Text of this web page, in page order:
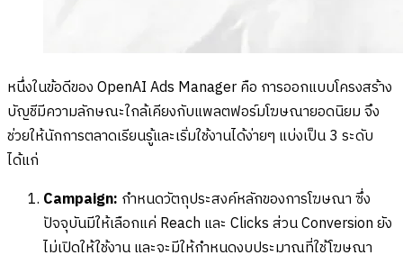
หนึ่งในข้อดีของ OpenAI Ads Manager คือ การออกแบบโครงสร้าง
บัญชีมีความลักษณะใกล้เคียงกับแพลตฟอร์มโฆษณายอดนิยม จึง
ช่วยให้นักการตลาดเรียนรู้และเริ่มใช้งานได้ง่ายๆ แบ่งเป็น 3 ระดับ
ได้แก่
Campaign: กำหนดวัตถุประสงค์หลักของการโฆษณา ซึ่ง
ปัจจุบันมีให้เลือกแค่ Reach และ Clicks ส่วน Conversion ยัง
ไม่เปิดให้ใช้งาน และจะมีให้กำหนดงบประมาณที่ใช้โฆษณา